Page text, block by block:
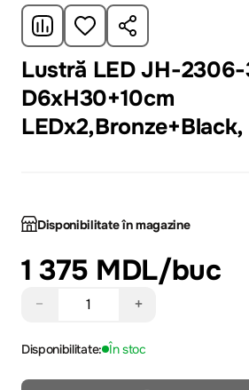
Lustră LED JH-
D6xH30+10cm
Disponibilitate în magazine
1 375 MDL/buc
− +
Disponibilitate: În stoc